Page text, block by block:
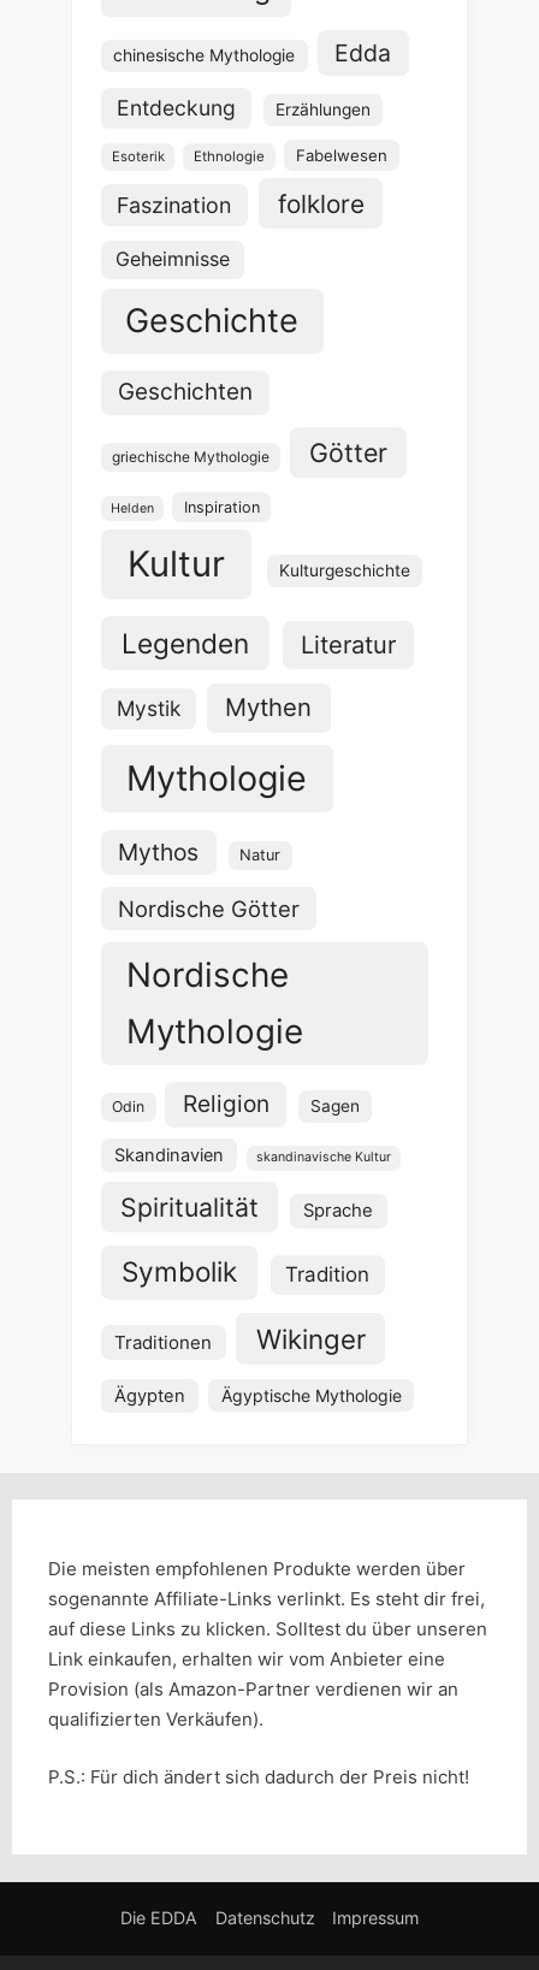
chinesische Mythologie Edda
Entdeckung Erzählungen
Esoterik Ethnologie Fabelwesen
Faszination folklore
Geheimnisse
Geschichte
Geschichten
griechische Mythologie Götter
Helden Inspiration
Kultur Kulturgeschichte
Legenden Literatur
Mystik Mythen
Mythologie
Mythos Natur
Nordische Götter
Nordische
Mythologie
Odin Religion Sagen
Skandinavien skandinavische Kultur
Spiritualität Sprache
Symbolik Tradition
Traditionen Wikinger
Ägypten Ägyptische Mythologie
Die meisten empfohlenen Produkte werden über
sogenannte Affiliate-Links verlinkt. Es steht dir frei,
auf diese Links zu klicken. Solltest du über unseren
Link einkaufen, erhalten wir vom Anbieter eine
Provision (als Amazon-Partner verdienen wir an
qualifizierten Verkäufen).
P.S.: Für dich ändert sich dadurch der Preis nicht!
Die EDDA Datenschutz Impressum